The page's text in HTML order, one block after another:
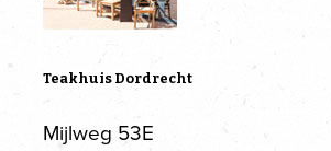
Teakhuis Dordrecht
Mijlweg 53E